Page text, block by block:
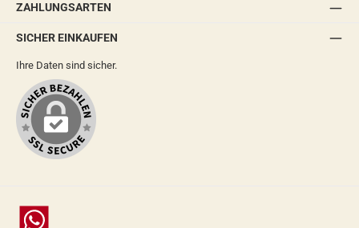
ZAHLUNGSARTEN
SICHER EINKAUFEN
Ihre Daten sind sicher.
Chat